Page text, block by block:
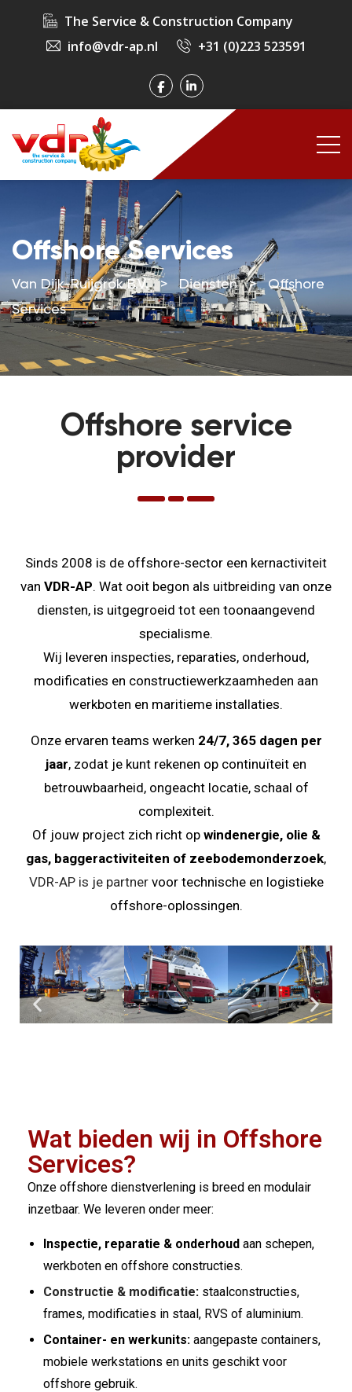
The Service & Construction Company
info@vdr-ap.nl
+31 (0)223 523591
Offshore Services
Van Dijk-Ruijgrok B.V. > Diensten > Offshore
Services
Offshore service
provider
Sinds 2008 is de offshore-sector een kernactiviteit
van VDR-AP. Wat ooit begon als uitbreiding van onze
diensten, is uitgegroeid tot een toonaangevend
specialisme.
Wij leveren inspecties, reparaties, onderhoud,
modificaties en constructiewerkzaamheden aan
werkboten en maritieme installaties.
Onze ervaren teams werken 24/7, 365 dagen per
jaar, zodat je kunt rekenen op continuïteit en
betrouwbaarheid, ongeacht locatie, schaal of
complexiteit.
Of jouw project zich richt op windenergie, olie &
gas, baggeractiviteiten of zeebodemonderzoek,
VDR-AP is je partnervoor technische en logistieke
offshore-oplossingen.
Wat bieden wij in Offshore
Services?
Onze offshore dienstverlening is breed en modulair
inzetbaar. We leveren onder meer:
Inspectie, reparatie & onderhoud aan schepen,
werkboten en offshore constructies.
Constructie & modificatie: staalconstructies,
frames, modificaties in staal, RVS of aluminium.
Container- en werkunits: aangepaste containers,
mobiele werkstations en units geschikt voor
offshore gebruik.